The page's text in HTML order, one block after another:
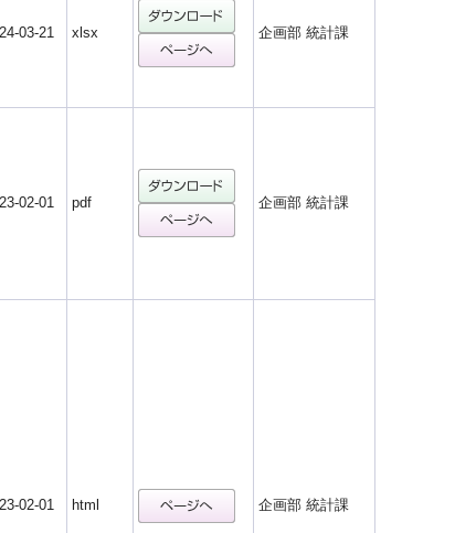
03-21 xlsx 企画部 統計課
02-01 pdf 企画部 統計課
02-01 html 企画部 統計課